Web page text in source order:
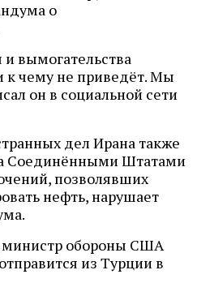
о
и вымогательства
к чему не приведёт. Мы
он в социальной сети
дел Ирана также
Соединёнными Штатами
позволявших
нефть, нарушает
обороны США
из Турции в